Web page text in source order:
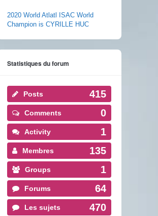
2020 World Atlatl ISAC World
Champion is CYRILLE HUC
Statistiques du forum
Posts 415
Comments 0
Activity 1
Membres 135
Groups 1
Forums 64
Les sujets 470